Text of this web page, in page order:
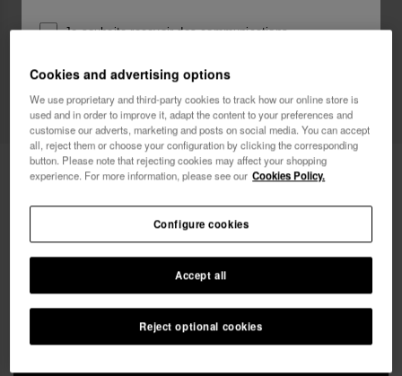
Havaianas Sac À Dos Cool
LIVRAISON OFFERTE sur toutes les commandes
Je souhaite recevoir des communications
Politique de Confidentialité.
je veux 10% de
réduction
Cookies and advertising options
We use proprietary and third-party cookies to track how our online store is
used and in order to improve it, adapt the content to your preferences and
customise our adverts, marketing and posts on social media. You can accept
all, reject them or choose your configuration by clicking the corresponding
button. Please note that rejecting cookies may affect your shopping
experience. For more information, please see our Cookies Policy.
Reject optional cookies
Accept all
Configure cookies